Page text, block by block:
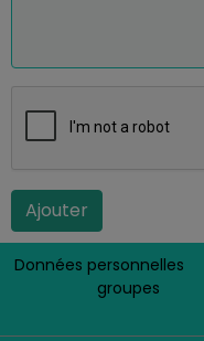
Ajouter
Données personnelles
groupes